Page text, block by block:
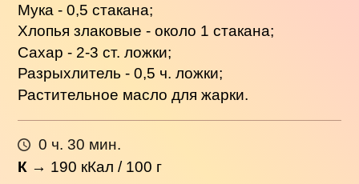
Мука - 0,5 стакана;
Хлопья злаковые - около 1 стакана;
Сахар - 2-3 ст. ложки;
Разрыхлитель - 0,5 ч. ложки;
Растительное масло для жарки.
0 ч. 30 мин.
К → 190 кКал / 100 г